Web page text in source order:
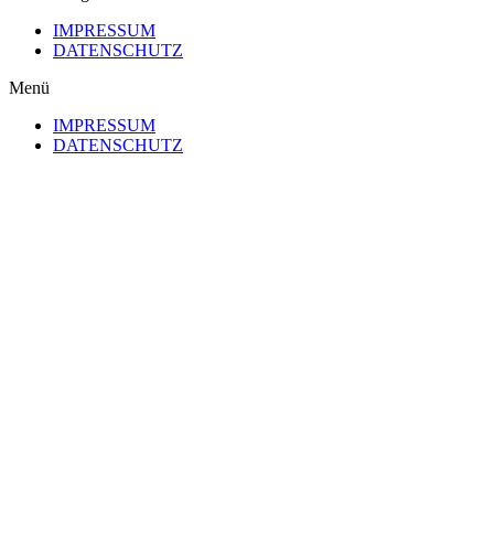
IMPRESSUM
DATENSCHUTZ
Menü
IMPRESSUM
DATENSCHUTZ